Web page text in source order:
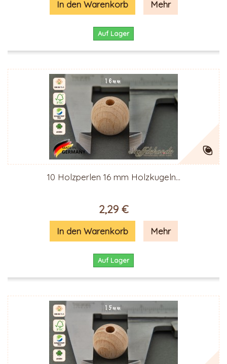
In den Warenkorb Mehr
Auf Lager
10 Holzperlen 16 mm Holzkugeln...
2,29 €
In den Warenkorb Mehr
Auf Lager